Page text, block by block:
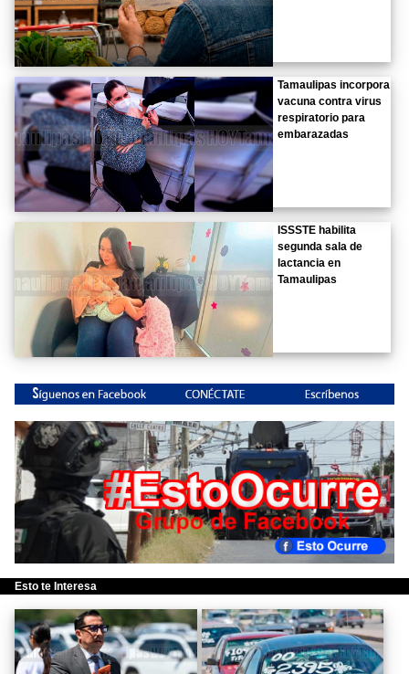
Tamaulipas incorpora
vacuna contra virus
respiratorio para
embarazadas
ISSSTE habilita
segunda sala de
lactancia en
Tamaulipas
Esto te Interesa